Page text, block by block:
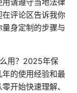
请遵守当地法律
评论区告诉我你
身定制的步骤与
用？2025年保
的使用经验和最
开始快速理解、